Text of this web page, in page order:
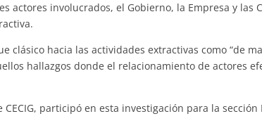
actores involucrados, el Gobierno, la Empresa y las
clásico hacia las actividades extractivas como “de
hallazgos donde el relacionamiento de actores
participó en esta investigación para la